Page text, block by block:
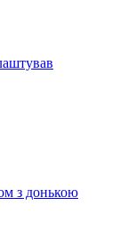
з донькою